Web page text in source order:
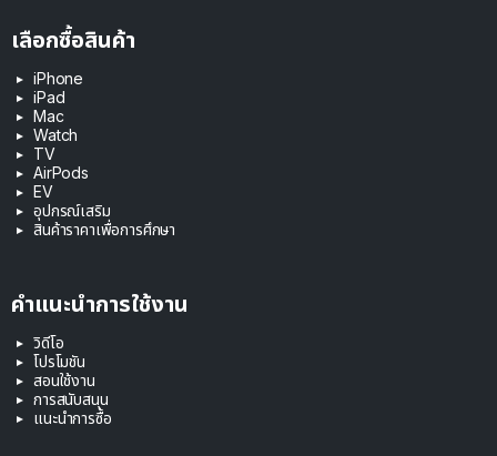
เลือกซื้อสินค้า
iPhone
iPad
Mac
Watch
TV
AirPods
EV
อุปกรณ์เสริม
สินค้าราคาเพื่อการศึกษา
คำแนะนำการใช้งาน
วิดีโอ
โปรโมชัน
สอนใช้งาน
การสนับสนุน
แนะนำการซื้อ